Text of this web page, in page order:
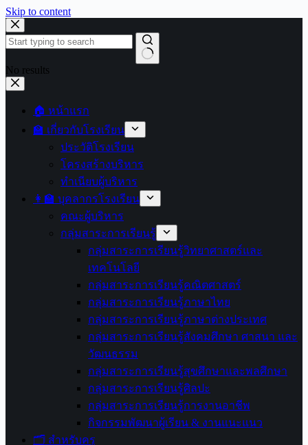
Skip to content
No results
🏠 หน้าแรก
🏫 เกี่ยวกับโรงเรียน
ประวัติโรงเรียน
โครงสร้างบริหาร
ทำเนียบผู้บริหาร
👩‍🏫 บุคลากรโรงเรียน
คณะผู้บริหาร
กลุ่มสาระการเรียนรู้
กลุ่มสาระการเรียนรู้วิทยาศาสตร์และ
เทคโนโลยี
กลุ่มสาระการเรียนรู้คณิตศาสตร์
กลุ่มสาระการเรียนรู้ภาษาไทย
กลุ่มสาระการเรียนรู้ภาษาต่างประเทศ
กลุ่มสาระการเรียนรู้สังคมศึกษา ศาสนา และ
วัฒนธรรม
กลุ่มสาระการเรียนรู้สุขศึกษาและพลศึกษา
กลุ่มสาระการเรียนรู้ศิลปะ
กลุ่มสาระการเรียนรู้การงานอาชีพ
กิจกรรมพัฒนาผู้เรียน & งานแนะแนว
🗂️ สำหรับครู